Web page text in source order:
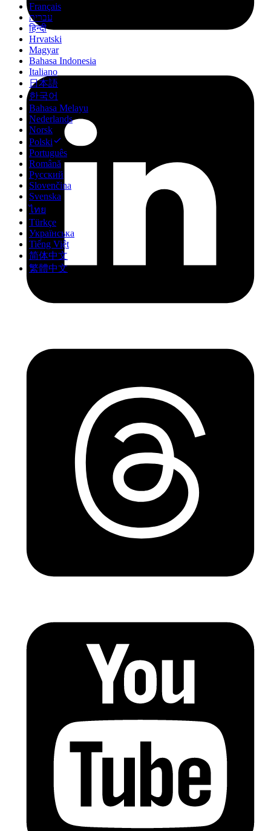
Français
עברית
हिन्दी
Hrvatski
Magyar
Bahasa Indonesia
Italiano
日本語
한국어
Bahasa Melayu
Nederlands
Norsk
Polski
Português
Română
Русский
Slovenčina
Svenska
ไทย
Türkçe
Українська
Tiếng Việt
简体中文
繁體中文